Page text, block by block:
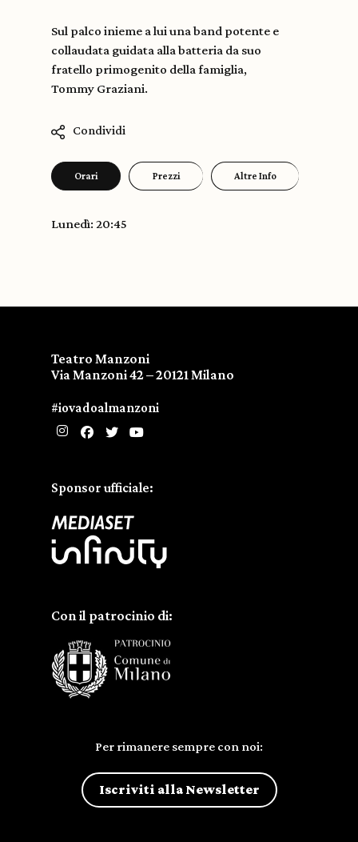
Sul palco inieme a lui una band potente e
collaudata guidata alla batteria da suo
fratello primogenito della famiglia,
Tommy Graziani.
Condividi
Orari Prezzi Altre Info
Lunedì: 20:45
Teatro Manzoni
Via Manzoni 42 – 20121 Milano
#iovadoalmanzoni
Sponsor ufficiale:
Con il patrocinio di:
Per rimanere sempre con noi:
Iscriviti alla Newsletter